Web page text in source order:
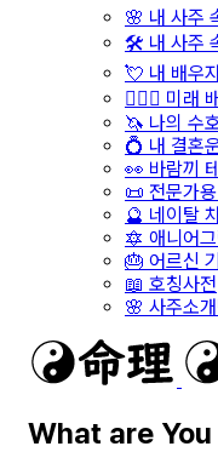
🌸 내 사주
🛠️ 내 사주
💘 내 배우
👩‍❤️‍👨 미래
🦄 나의 수
💍 내 결혼
👀 바람끼
📜 전문가
🔮 네이탈
🔯 애니어
🎂 어르신
📖 호칭사전
🌸 사주소
What are